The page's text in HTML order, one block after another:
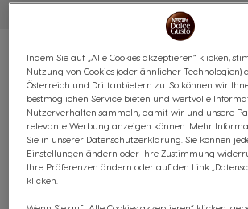
VORTEILSPACK
MACCHIATO - 48
Spektakulär & Verlockend
Indem Sie auf „Alle Cookies akzeptieren“ klicken,
Nutzung von Cookies (oder ähnlicher Technologien)
Österreich und Drittanbietern zu. So können wir
bestmöglichen Service bieten und wertvolle
Nutzerverhalten sammeln, damit wir und unsere
relevante Werbung anzeigen können. Mehr
Sie in unserer Datenschutzerklärung. Sie können
Einstellungen ändern oder Ihre Zustimmung
Ihre Präferenzen ändern oder auf den Link
klicken.